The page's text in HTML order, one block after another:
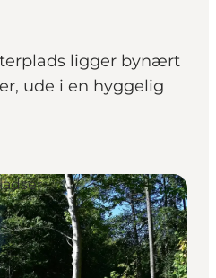
ligger bynært
ude i en hyggelig